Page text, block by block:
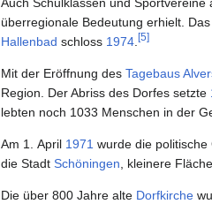
überregionale Bedeutung erhielt. Das
Hallenbad schloss 1974 [5]
Mit der Eröffnung des Tagebaus
Region. Der Abriss des Dorfes setzte
lebten noch 1033 Menschen in der
Am 1. April 1971 wurde die
die Stadt Schöningen , kleinere
Die über 800 Jahre alte Dorfkirche